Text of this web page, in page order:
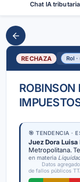
Chat IA tributaria
RECHAZA Rol
ROBINSON
🎯 TENDENCIA ·
Juez Dora
Metropolitana.
en materia
Datos
de fallos públicos